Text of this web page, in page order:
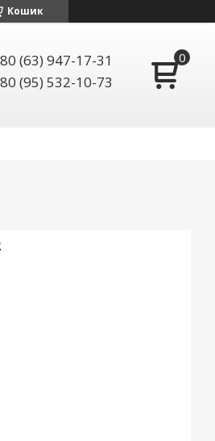
Кошик
(63) 947-17-31
(95) 532-10-73